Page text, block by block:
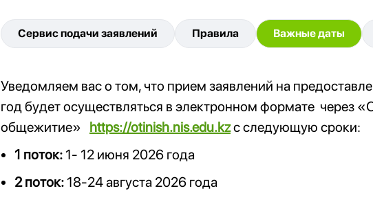
Сервис подачи заявлений Правила Важные даты
Уведомляем вас о том, что прием заявлений на
год будет осуществляться в электронном формате через
общежитие» https://otinish.nis.edu.kzс следующую сроки:
1 поток: 1- 12 июня 2026 года
2 поток: 18-24 августа 2026 года